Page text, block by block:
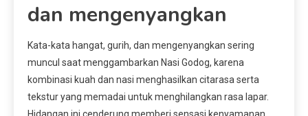
dan mengenyangkan
Kata-kata hangat, gurih, dan mengenyangkan sering
muncul saat menggambarkan Nasi Godog, karena
kombinasi kuah dan nasi menghasilkan citarasa serta
tekstur yang memadai untuk menghilangkan rasa lapar.